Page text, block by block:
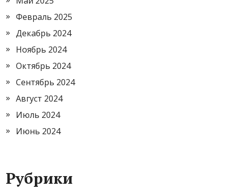
Февраль 2025
Декабрь 2024
Ноябрь 2024
Октябрь 2024
Сентябрь 2024
Август 2024
Июль 2024
Июнь 2024
Рубрики